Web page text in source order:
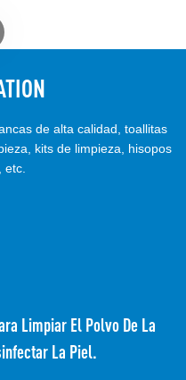
de alta calidad, toallitas
kits de limpieza, hisopos
etc.
Limpiar El Polvo De La
La Piel.